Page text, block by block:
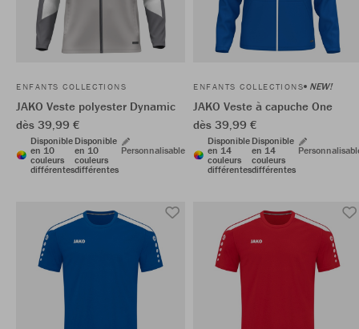
ENFANTS COLLECTIONS
JAKO Veste polyester Dynamic
dès 39,99 €
Disponible
en 10
couleurs
différentes
Disponible
en 10
couleurs
différentes
Personnalisable
ENFANTS COLLECTIONS NEW!
JAKO Veste à capuche One
dès 39,99 €
Disponible
en 14
couleurs
différentes
Disponible
en 14
couleurs
différentes